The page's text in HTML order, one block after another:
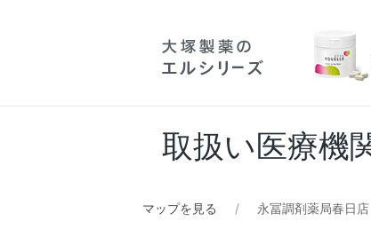
取扱い医療機
マップを見る 永冨調剤薬局春日店